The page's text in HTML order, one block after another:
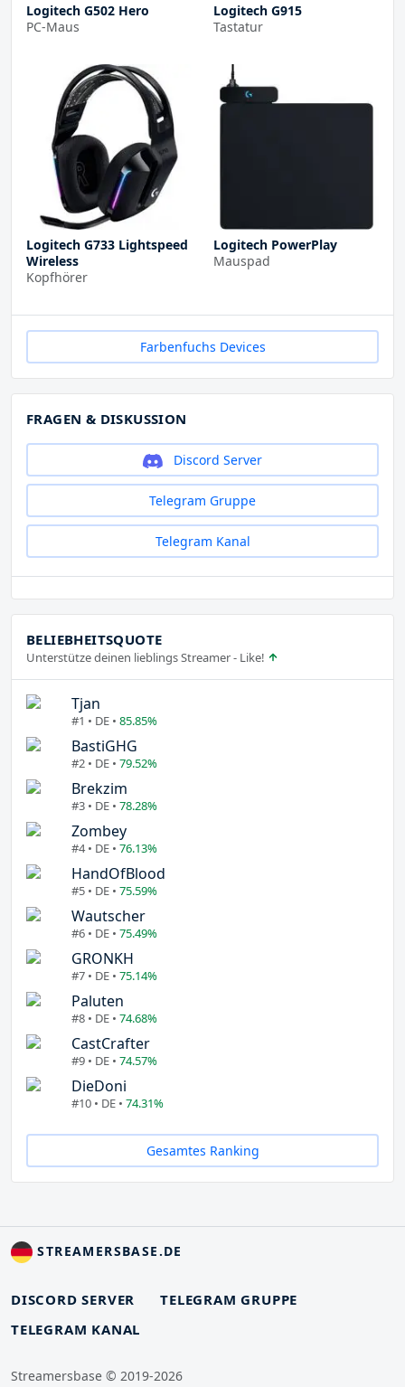
Logitech G502 Hero
PC-Maus
Logitech G915
Tastatur
Logitech G733 Lightspeed
Wireless
Kopfhörer
Logitech PowerPlay
Mauspad
Farbenfuchs Devices
FRAGEN & DISKUSSION
Discord Server
Telegram Gruppe
Telegram Kanal
BELIEBHEITSQUOTE
Unterstütze deinen lieblings Streamer - Like!
Tjan
#1 • DE • 85.85%
BastiGHG
#2 • DE • 79.52%
Brekzim
#3 • DE • 78.28%
Zombey
#4 • DE • 76.13%
HandOfBlood
#5 • DE • 75.59%
Wautscher
#6 • DE • 75.49%
GRONKH
#7 • DE • 75.14%
Paluten
#8 • DE • 74.68%
CastCrafter
#9 • DE • 74.57%
DieDoni
#10 • DE • 74.31%
Gesamtes Ranking
STREAMERSBASE.DE
DISCORD SERVER
TELEGRAM GRUPPE
TELEGRAM KANAL
Streamersbase © 2019-2026